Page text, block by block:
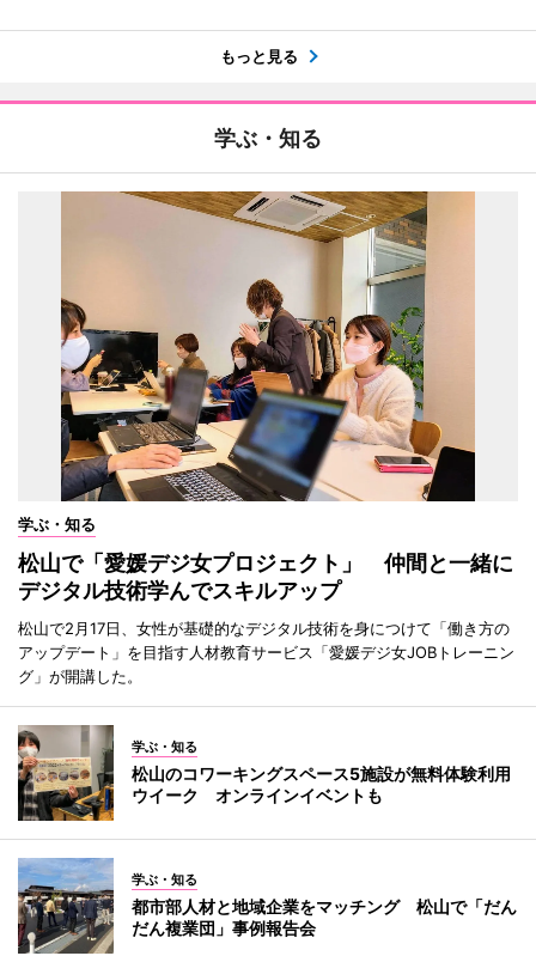
もっと見る
学ぶ・知る
学ぶ・知る
松山で「愛媛デジ女プロジェクト」 仲間と一緒に
デジタル技術学んでスキルアップ
松山で2月17日、女性が基礎的なデジタル技術を身につけて「働き方の
アップデート」を目指す人材教育サービス「愛媛デジ女JOBトレーニン
グ」が開講した。
学ぶ・知る
松山のコワーキングスペース5施設が無料体験利用
ウイーク オンラインイベントも
学ぶ・知る
都市部人材と地域企業をマッチング 松山で「だん
だん複業団」事例報告会